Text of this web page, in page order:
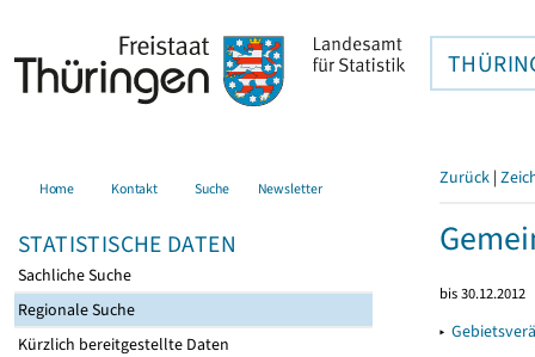
Home Kontakt Suche Newsletter
STATISTISCHE DATEN
Sachliche Suche
Regionale Suche
Kürzlich bereitgestellte Daten
Zurück |
bis 30.12.2012
▸